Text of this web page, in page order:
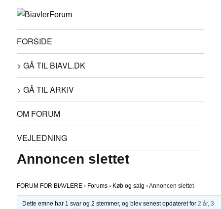
FORSIDE
> GÅ TIL BIAVL.DK
> GÅ TIL ARKIV
OM FORUM
VEJLEDNING
Annoncen slettet
FORUM FOR BIAVLERE › Forums › Køb og salg ›Annoncen slettet
Dette emne har 1 svar og 2 stemmer, og blev senest opdateret for 2 år, 3